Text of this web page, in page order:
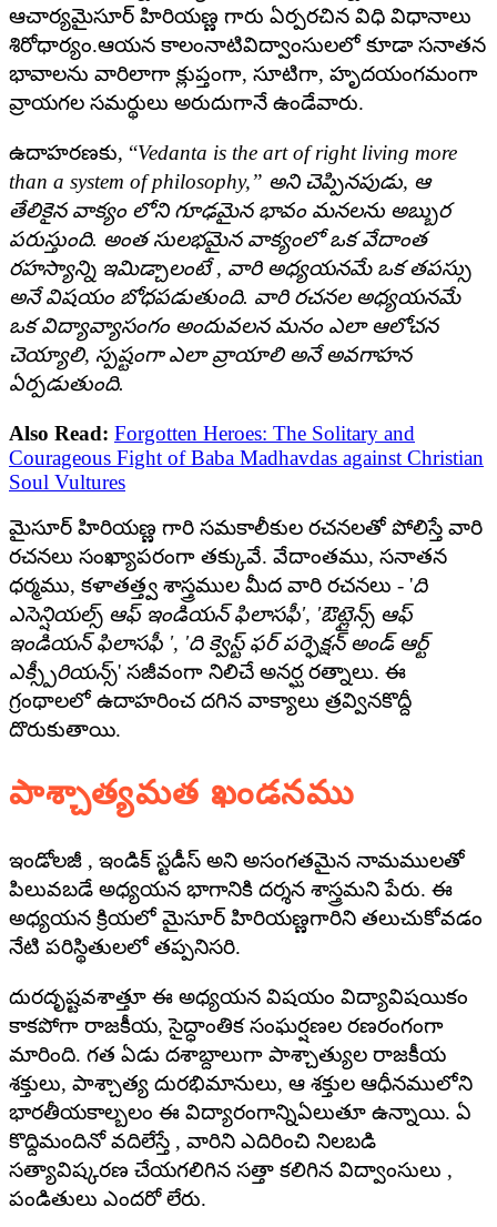
ఆచార్యమైసూర్ హిరియణ్ణ గారు ఏర్పరచిన విధి విధానాలు
శిరోధార్యం.ఆయన కాలంనాటివిద్వాంసులలో కూడా సనాతన
భావాలను వారిలాగా క్లుప్తంగా, సూటిగా, హృదయంగమంగా
వ్రాయగల సమర్థులు అరుదుగానే ఉండేవారు.
ఉదాహరణకు, “Vedanta is the art of right living more
than a system of philosophy,” అని చెప్పినపుడు, ఆ
తేలికైన వాక్యం లోని గూఢమైన భావం మనలను అబ్బుర
పరుస్తుంది. అంత సులభమైన వాక్యంలో ఒక వేదాంత
రహస్యాన్ని ఇమిడ్చాలంటే , వారి అధ్యయనమే ఒక తపస్సు
అనే విషయం బోధపడుతుంది. వారి రచనల అధ్యయనమే
ఒక విద్యావ్యాసంగం అందువలన మనం ఎలా ఆలోచన
చెయ్యాలి, స్పష్టంగా ఎలా వ్రాయాలి అనే అవగాహన
ఏర్పడుతుంది.
Also Read: Forgotten Heroes: The Solitary and
Courageous Fight of Baba Madhavdas against Christian
Soul Vultures
మైసూర్ హిరియణ్ణ గారి సమకాలీకుల రచనలతో పోలిస్తే వారి
రచనలు సంఖ్యాపరంగా తక్కువే. వేదాంతము, సనాతన
ధర్మము, కళాతత్త్వ శాస్త్రముల మీద వారి రచనలు - 'ది
ఎసెన్షియల్స్ ఆఫ్ ఇండియన్ ఫిలాసఫీ', 'ఔట్లైన్స్ ఆఫ్
ఇండియన్ ఫిలాసఫీ ', 'ది క్వెస్ట్ ఫర్ పర్ఫెక్షన్ అండ్ ఆర్ట్
ఎక్స్పీరియన్స్' సజీవంగా నిలిచే అనర్ఘ రత్నాలు. ఈ
గ్రంథాలలో ఉదాహరించ దగిన వాక్యాలు త్రవ్వినకొద్దీ
దొరుకుతాయి.
పాశ్చాత్యమత ఖండనము
ఇండోలజీ , ఇండిక్ స్టడీస్ అని అసంగతమైన నామములతో
పిలువబడే అధ్యయన భాగానికి దర్శన శాస్త్రమని పేరు. ఈ
అధ్యయన క్రియలో మైసూర్ హిరియణ్ణగారిని తలుచుకోవడం
నేటి పరిస్థితులలో తప్పనిసరి.
దురదృష్టవశాత్తూ ఈ అధ్యయన విషయం విద్యావిషయికం
కాకపోగా రాజకీయ, సైద్ధాంతిక సంఘర్షణల రణరంగంగా
మారింది. గత ఏడు దశాబ్దాలుగా పాశ్చాత్యుల రాజకీయ
శక్తులు, పాశ్చాత్య దురభిమానులు, ఆ శక్తుల ఆధీనములోని
భారతీయకాల్బలం ఈ విద్యారంగాన్నిఏలుతూ ఉన్నాయి. ఏ
కొద్దిమందినో వదిలేస్తే , వారిని ఎదిరించి నిలబడి
సత్యావిష్కరణ చేయగలిగిన సత్తా కలిగిన విద్వాంసులు ,
పండితులు ఎందరో లేరు.